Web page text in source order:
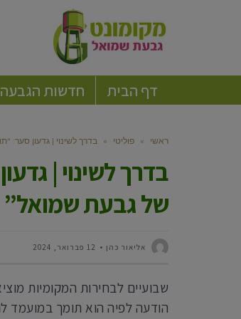
דף הבית חדשות הגבעה
ראשי » פוליטי » בדרך לשינוי | גדעון סער:
בדרך לשינוי |
של גבעת שמואל”
12 פברואר, 2024
שבועיים לבחירות המקומיות
הודעה לפיה הוא תומך במועמד